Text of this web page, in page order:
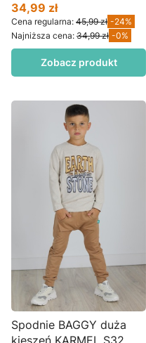
Cena promocyjna
34,99 zł
Cena regularna: 45,99 zł -24%
Najniższa cena: 34,99 zł -0%
Zobacz produkt
Spodnie BAGGY duża
kieszeń KARMEL S32